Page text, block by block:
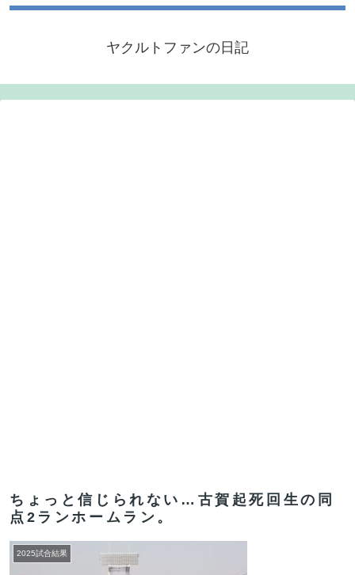
ヤクルトファンの日記
ちょっと信じられない…古賀起死回生の同
点2ランホームラン。
2025試合結果